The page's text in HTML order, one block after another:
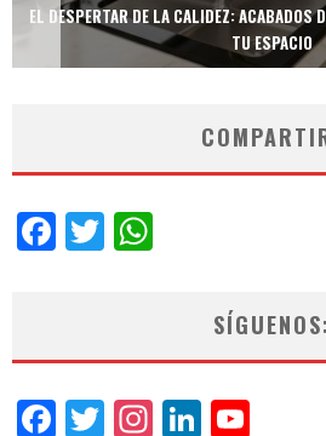
EL DESPERTAR DE LA CALIDEZ: ACABADOS
TU ESPACIO
Facebook
Twitter
SÍGUENOS:
Facebook
Twitter
Instagram